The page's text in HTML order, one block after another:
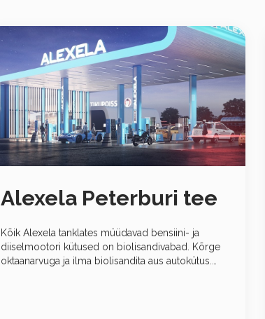
Alexela Peterburi tee
Kõik Alexela tanklates müüdavad bensiini- ja
diiselmootori kütused on biolisandivabad. Kõrge
oktaanarvuga ja ilma biolisandita aus autokütus.